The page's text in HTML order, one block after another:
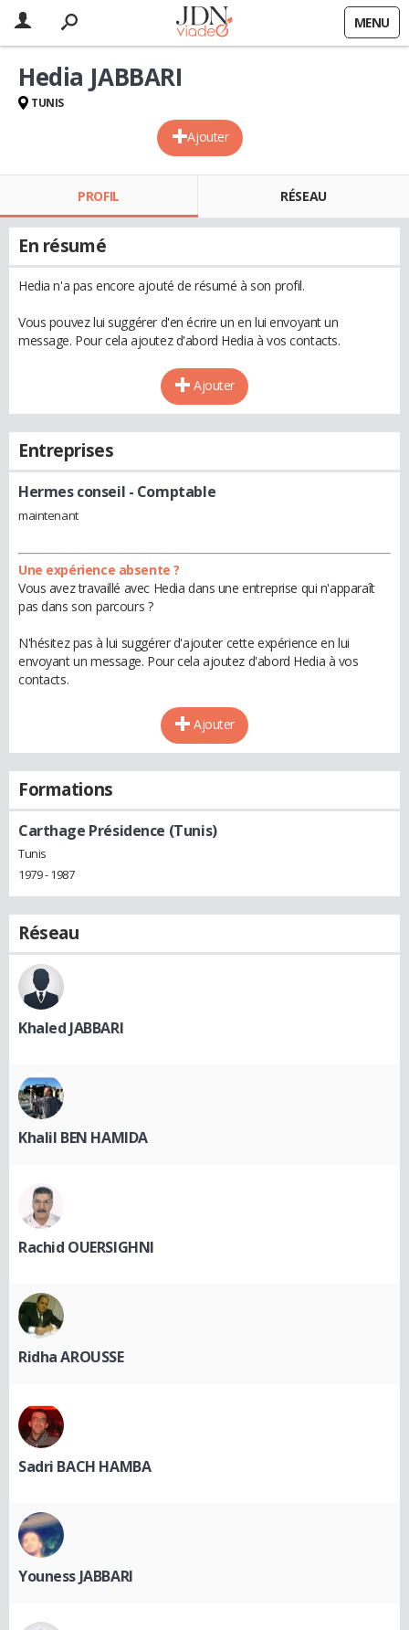
MENU
Ajouter
Hedia JABBARI
TUNIS
PROFIL RÉSEAU
En résumé
Hedia n'a pas encore ajouté de résumé à son profil.
Vous pouvez lui suggérer d'en écrire un en lui envoyant un
message. Pour cela ajoutez d'abord Hedia à vos contacts.
Ajouter
Entreprises
Hermes conseil - Comptable
maintenant
Une expérience absente ?
Vous avez travaillé avec Hedia dans une entreprise qui n'apparaît
pas dans son parcours ?
N'hésitez pas à lui suggérer d'ajouter cette expérience en lui
envoyant un message. Pour cela ajoutez d'abord Hedia à vos
contacts.
Ajouter
Formations
Carthage Présidence (Tunis)
Tunis
1979 - 1987
Réseau
Khaled JABBARI
Khalil BEN HAMIDA
Rachid OUERSIGHNI
Ridha AROUSSE
Sadri BACH HAMBA
Youness JABBARI